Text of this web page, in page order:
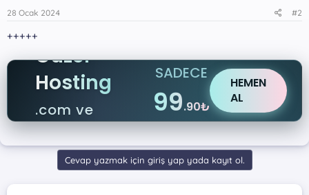
28 Ocak 2024 #2
+++++
Güzel
Hosting
.com ve
.net
SADECE
99.90₺
HEMEN
AL
Cevap yazmak için giriş yap yada kayıt ol.